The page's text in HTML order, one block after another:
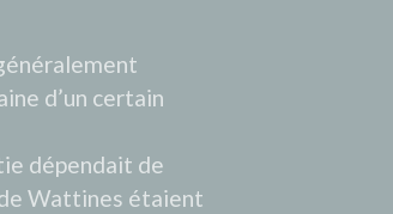
d’un certain
dépendait de
Wattines étaient